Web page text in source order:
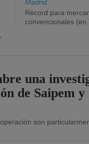
Madrid
Récord para
convencionales (en
una
de Saipem y
son